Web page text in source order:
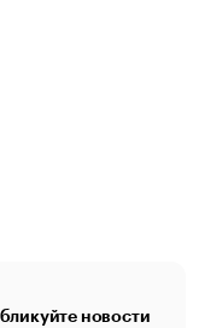
новости